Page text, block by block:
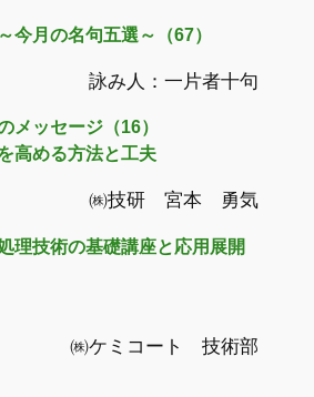
今月の名句五選～（67）
詠み人：一片者十句
メッセージ（16）
高める方法と工夫
㈱技研 宮本 勇気
理技術の基礎講座と応用展開
㈱ケミコート 技術部